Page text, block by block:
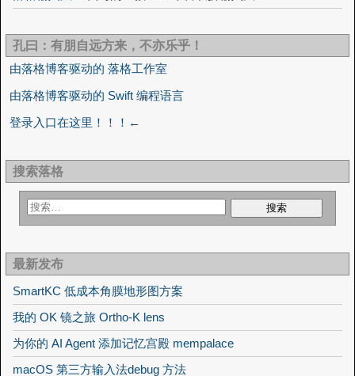
孔曰：有朋自远方来，不亦乐乎！
由落格博客驱动的 落格工作室
由落格博客驱动的 Swift 编程语言
登录入口在这里！！！←
搜索落格
最新发布
SmartKC 低成本角膜地形图方案
我的 OK 镜之旅 Ortho-K lens
为你的 AI Agent 添加记忆宫殿 mempalace
macOS 第三方输入法debug 方法